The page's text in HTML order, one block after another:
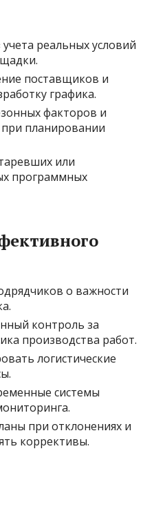
реальных условий
поставщиков и
графика.
факторов и
планировании
или
программных
о важности
контроль за
производства работ.
логистические
системы
при отклонениях и
коррективы.